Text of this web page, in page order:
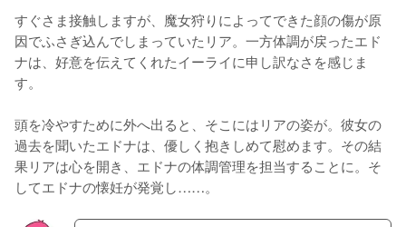
すぐさま接触しますが、魔女狩りによってできた顔の傷が原
因でふさぎ込んでしまっていたリア。一方体調が戻ったエド
ナは、好意を伝えてくれたイーライに申し訳なさを感じま
す。
頭を冷やすために外へ出ると、そこにはリアの姿が。彼女の
過去を聞いたエドナは、優しく抱きしめて慰めます。その結
果リアは心を開き、エドナの体調管理を担当することに。そ
してエドナの懐妊が発覚し……。